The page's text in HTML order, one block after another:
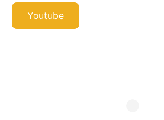
Youtube